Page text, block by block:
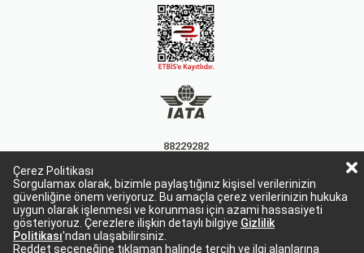
Çerez Politikası
Sorgulamax olarak, bizimle paylaştığınız kişisel verilerinizin
güvenliğine önem veriyoruz. Bu amaçla çerez verilerinizin hukuka
uygun olarak işlenmesi ve korunması için azami hassasiyeti
gösteriyoruz. Çerezlere ilişkin detaylı bilgiye Gizlilik
Politikası'ndan ulaşabilirsiniz.
Reddet seçeneğine tıklaman halinde tercih ve ilgi alanlarına
88229282
15863